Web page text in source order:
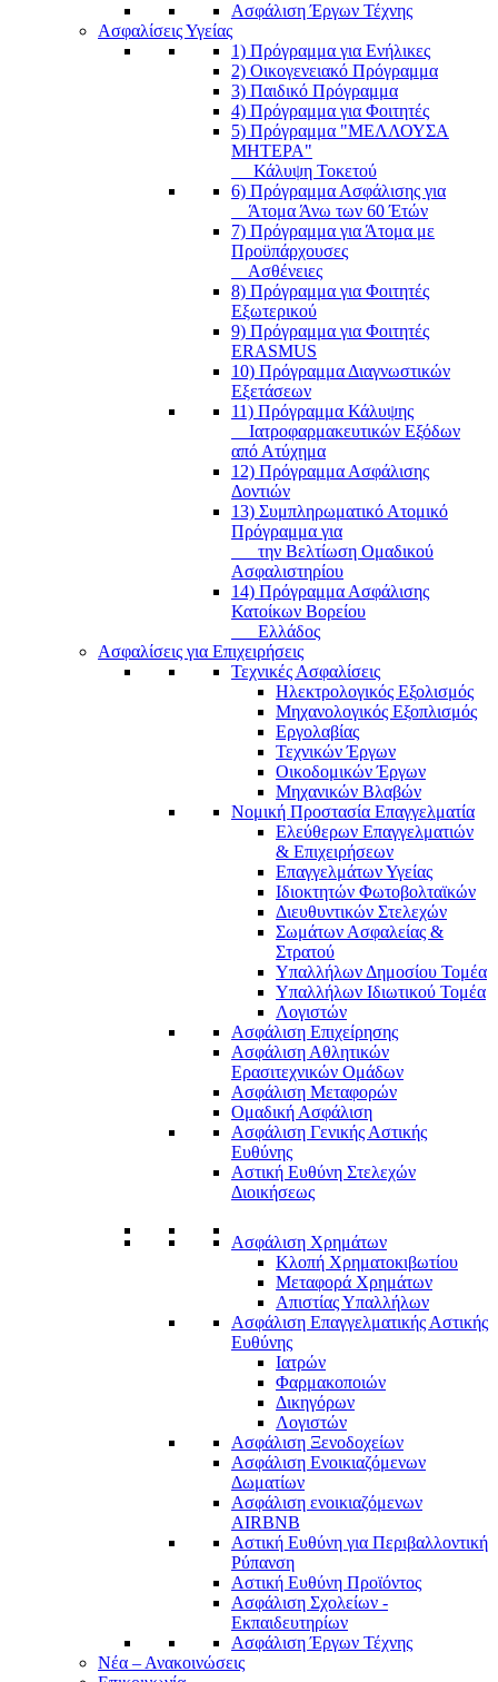
Ασφάλιση Έργων Τέχνης
Ασφαλίσεις Υγείας
1) Πρόγραμμα για Ενήλικες
2) Οικογενειακό Πρόγραμμα
3) Παιδικό Πρόγραμμα
4) Πρόγραμμα για Φοιτητές
5) Πρόγραμμα "ΜΕΛΛΟΥΣΑ
ΜΗΤΕΡΑ"
Κάλυψη Τοκετού
6) Πρόγραμμα Ασφάλισης για
Άτομα Άνω των 60 Έτών
7) Πρόγραμμα για Άτομα με
Προϋπάρχουσες
Ασθένειες
8) Πρόγραμμα για Φοιτητές
Εξωτερικού
9) Πρόγραμμα για Φοιτητές
ERASMUS
10) Πρόγραμμα Διαγνωστικών
Εξετάσεων
11) Πρόγραμμα Κάλυψης
Ιατροφαρμακευτικών Εξόδων
από Ατύχημα
12) Πρόγραμμα Ασφάλισης
Δοντιών
13) Συμπληρωματικό Ατομικό
Πρόγραμμα για
την Βελτίωση Ομαδικού
Ασφαλιστηρίου
14) Πρόγραμμα Ασφάλισης
Κατοίκων Βορείου
Ελλάδος
Ασφαλίσεις για Επιχειρήσεις
Τεχνικές Ασφαλίσεις
Ηλεκτρολογικός Εξολισμός
Μηχανολογικός Εξοπλισμός
Εργολαβίας
Τεχνικών Έργων
Οικοδομικών Έργων
Μηχανικών Βλαβών
Νομική Προστασία Επαγγελματία
Ελεύθερων Επαγγελματιών
& Επιχειρήσεων
Επαγγελμάτων Υγείας
Ιδιοκτητών Φωτοβολταϊκών
Διευθυντικών Στελεχών
Σωμάτων Ασφαλείας &
Στρατού
Υπαλλήλων Δημοσίου Τομέα
Υπαλλήλων Ιδιωτικού Τομέα
Λογιστών
Ασφάλιση Επιχείρησης
Ασφάλιση Αθλητικών
Ερασιτεχνικών Ομάδων
Ασφάλιση Μεταφορών
Ομαδική Ασφάλιση
Ασφάλιση Γενικής Αστικής
Ευθύνης
Αστική Ευθύνη Στελεχών
Διοικήσεως
Ασφάλιση Χρημάτων
Κλοπή Χρηματοκιβωτίου
Μεταφορά Χρημάτων
Απιστίας Υπαλλήλων
Ασφάλιση Επαγγελματικής Αστικής
Ευθύνης
Ιατρών
Φαρμακοποιών
Δικηγόρων
Λογιστών
Ασφάλιση Ξενοδοχείων
Ασφάλιση Ενοικιαζόμενων
Δωματίων
Ασφάλιση ενοικιαζόμενων
AIRBNB
Αστική Ευθύνη για Περιβαλλοντική
Ρύπανση
Αστική Ευθύνη Προϊόντος
Ασφάλιση Σχολείων -
Εκπαιδευτηρίων
Ασφάλιση Έργων Τέχνης
Νέα – Ανακοινώσεις